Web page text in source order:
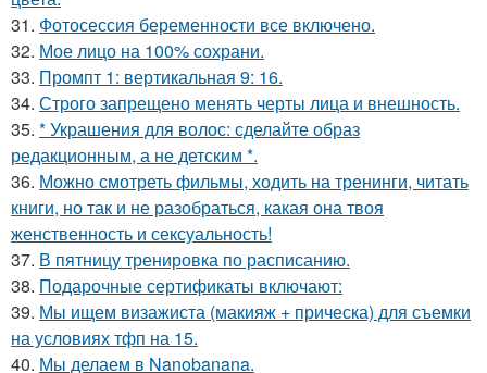
31. Фотосессия беременности все включено.
32. Мое лицо на 100% сохрани.
33. Промпт 1: вертикальная 9: 16.
34. Строго запрещено менять черты лица и внешность.
35. * Украшения для волос: сделайте образ
редакционным, а не детским *.
36. Можно смотреть фильмы, ходить на тренинги, читать
книги, но так и не разобраться, какая она твоя
женственность и сексуальность!
37. В пятницу тренировка по расписанию.
38. Подарочные сертификаты включают:
39. Мы ищем визажиста (макияж + прическа) для съемки
на условиях тфп на 15.
40. Мы делаем в Nanobanana.